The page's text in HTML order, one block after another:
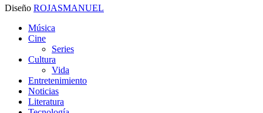
Diseño ROJASMANUEL
Close
Menu
Música
Cine
Series
Cultura
Vida
Entretenimiento
Noticias
Literatura